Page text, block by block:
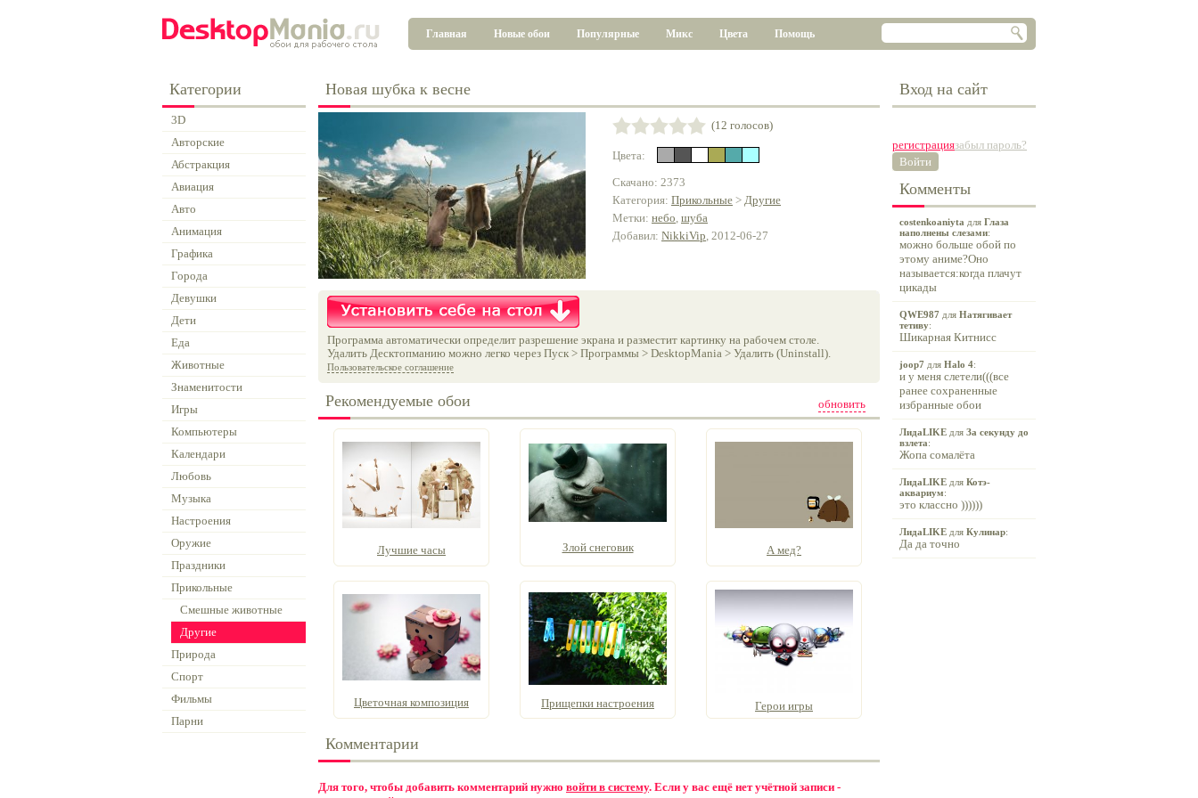
Главная Новые обои Популярные Микс Цвета Помощь
Категории
3D
Авторские
Абстракция
Авиация
Авто
Анимация
Графика
Города
Девушки
Дети
Еда
Животные
Знаменитости
Игры
Компьютеры
Календари
Любовь
Музыка
Настроения
Оружие
Праздники
Прикольные
Смешные животные
Другие
Природа
Спорт
Фильмы
Парни
Новая шубка к весне
(12 голосов)
Цвета:
Скачано: 2373
Категория: Прикольные > Другие
Метки: небо, шуба
Добавил: NikkiVip, 2012-06-27
Программа автоматически определит разрешение экрана и разместит картинку на рабочем столе.
Удалить Десктопманию можно легко через Пуск > Программы > DesktopMania > Удалить (Uninstall).
Пользовательское соглашение
обновить
Рекомендуемые обои
Лучшие часы Злой снеговик А мед?
Цветочная композиция Прищепки настроения Герои игры
Комментарии
Для того, чтобы добавить комментарий нужно войти в систему. Если у вас ещё нет учётной записи -
Вход на сайт
регистрациязабыл пароль?
Войти
Комменты
costenkoaniyta для Глаза
наполнены слезами:
можно больше обой по
этому аниме?Оно
называется:когда плачут
цикады
QWE987 для Натягивает
тетиву:
Шикарная Китнисс
joop7 для Halo 4:
и у меня слетели(((все
ранее сохраненные
избранные обои
ЛидаLIKE для За секунду до
взлета:
Жопа сомалёта
ЛидаLIKE для Котэ-
аквариум:
это классно ))))))
ЛидаLIKE для Кулинар:
Да да точно